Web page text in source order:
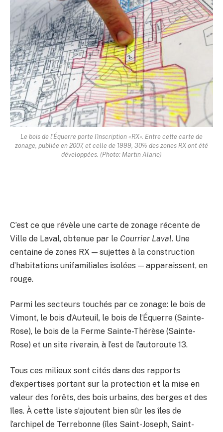
Le bois de l'Équerre porte l'inscription «RX». Entre cette carte de
zonage, publiée en 2007, et celle de 1999, 30% des zones RX ont été
développées. (Photo: Martin Alarie)
C’est ce que révèle une carte de zonage récente de
Ville de Laval, obtenue par le Courrier Laval. Une
centaine de zones RX — sujettes à la construction
d’habitations unifamiliales isolées — apparaissent, en
rouge.
Parmi les secteurs touchés par ce zonage: le bois de
Vimont, le bois d’Auteuil, le bois de l’Équerre (Sainte-
Rose), le bois de la Ferme Sainte-Thérèse (Sainte-
Rose) et un site riverain, à l’est de l’autoroute 13.
Tous ces milieux sont cités dans des rapports
d’expertises portant sur la protection et la mise en
valeur des forêts, des bois urbains, des berges et des
îles. À cette liste s’ajoutent bien sûr les îles de
l’archipel de Terrebonne (îles Saint-Joseph, Saint-